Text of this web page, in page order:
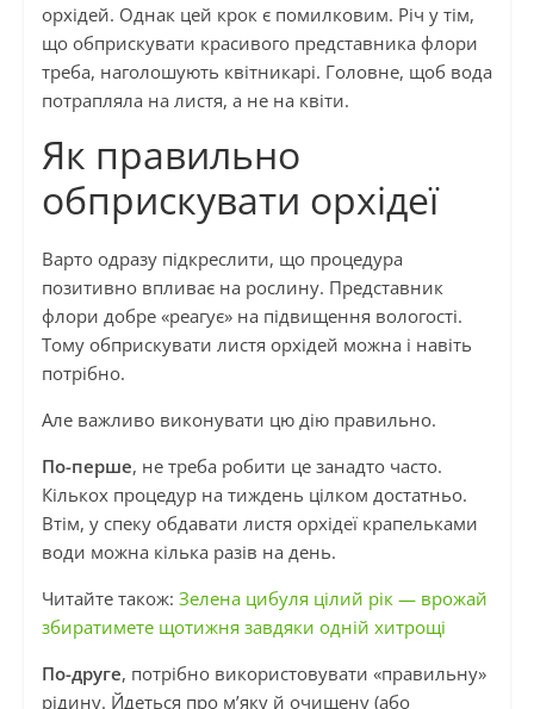
орхідей. Однак цей крок є помилковим. Річ у тім,
що обприскувати красивого представника флори
треба, наголошують квітникарі. Головне, щоб вода
потрапляла на листя, а не на квіти.
Як правильно
обприскувати орхідеї
Варто одразу підкреслити, що процедура
позитивно впливає на рослину. Представник
флори добре «реагує» на підвищення вологості.
Тому обприскувати листя орхідей можна і навіть
потрібно.
Але важливо виконувати цю дію правильно.
По-перше, не треба робити це занадто часто.
Кількох процедур на тиждень цілком достатньо.
Втім, у спеку обдавати листя орхідеї крапельками
води можна кілька разів на день.
Читайте також: Зелена цибуля цілий рік — врожай
збиратимете щотижня завдяки одній хитрощі
По-друге, потрібно використовувати «правильну»
рідину. Йдеться про м’яку й очищену (або